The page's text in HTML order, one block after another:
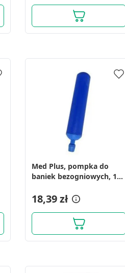
Med Plus, pompka do
baniek bezogniowych, 1
18,39 zł